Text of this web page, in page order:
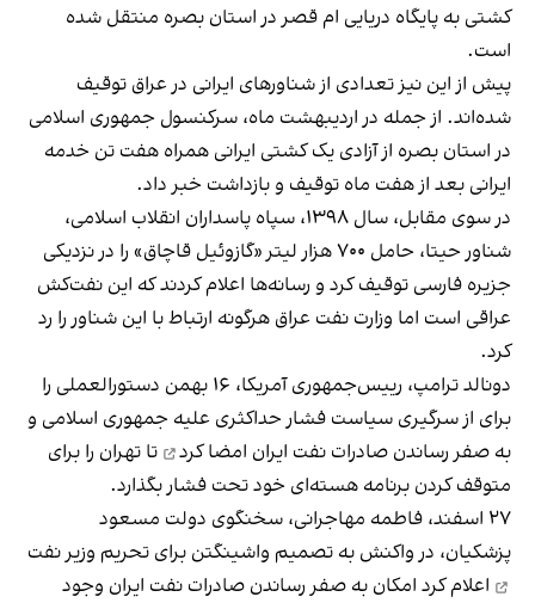
کشتی به پایگاه دریایی ام قصر در استان بصره منتقل شده
است.
پیش از این نیز تعدادی از شناورهای ایرانی در عراق توقیف
شده‌اند. از جمله در اردیبهشت ماه، سرکنسول جمهوری اسلامی
در استان بصره از آزادی یک کشتی ایرانی همراه هفت تن خدمه
ایرانی بعد از هفت ماه توقیف و بازداشت خبر داد.
در سوی مقابل، سال ۱۳۹۸، سپاه پاسداران انقلاب اسلامی،
شناور حیتا، حامل ۷۰۰ هزار لیتر «گازوئیل قاچاق» را در نزدیکی
جزیره فارسی توقیف کرد و رسانه‌ها اعلام کردند که این نفت‌کش
عراقی است اما وزارت نفت عراق هرگونه ارتباط با این شناور را رد
کرد.
دونالد ترامپ، رییس‌جمهوری آمریکا، ۱۶ بهمن دستورالعملی را
برای از سرگیری سیاست فشار حداکثری علیه جمهوری اسلامی و
به صفر رساندن صادرات نفت ایران امضا کرد
تا تهران را برای
متوقف کردن برنامه هسته‌ای خود تحت فشار بگذارد.
۲۷ اسفند، فاطمه مهاجرانی، سخنگوی دولت مسعود
پزشکیان، در واکنش به تصمیم واشینگتن برای تحریم وزیر نفت
اعلام کرد امکان به صفر رساندن صادرات نفت ایران وجود